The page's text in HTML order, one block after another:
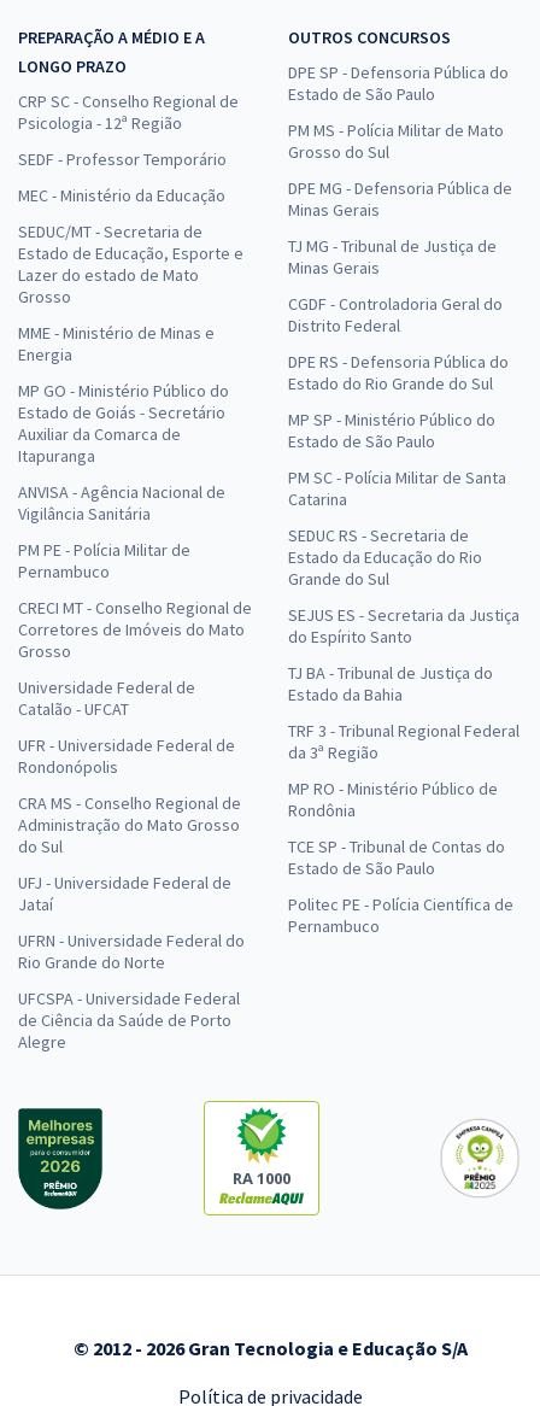
PREPARAÇÃO A MÉDIO E A
LONGO PRAZO
CRP SC - Conselho Regional de
Psicologia - 12ª Região
SEDF - Professor Temporário
MEC - Ministério da Educação
SEDUC/MT - Secretaria de
Estado de Educação, Esporte e
Lazer do estado de Mato
Grosso
MME - Ministério de Minas e
Energia
MP GO - Ministério Público do
Estado de Goiás - Secretário
Auxiliar da Comarca de
Itapuranga
ANVISA - Agência Nacional de
Vigilância Sanitária
PM PE - Polícia Militar de
Pernambuco
CRECI MT - Conselho Regional de
Corretores de Imóveis do Mato
Grosso
Universidade Federal de
Catalão - UFCAT
UFR - Universidade Federal de
Rondonópolis
CRA MS - Conselho Regional de
Administração do Mato Grosso
do Sul
UFJ - Universidade Federal de
Jataí
UFRN - Universidade Federal do
Rio Grande do Norte
UFCSPA - Universidade Federal
de Ciência da Saúde de Porto
Alegre
OUTROS CONCURSOS
DPE SP - Defensoria Pública do
Estado de São Paulo
PM MS - Polícia Militar de Mato
Grosso do Sul
DPE MG - Defensoria Pública de
Minas Gerais
TJ MG - Tribunal de Justiça de
Minas Gerais
CGDF - Controladoria Geral do
Distrito Federal
DPE RS - Defensoria Pública do
Estado do Rio Grande do Sul
MP SP - Ministério Público do
Estado de São Paulo
PM SC - Polícia Militar de Santa
Catarina
SEDUC RS - Secretaria de
Estado da Educação do Rio
Grande do Sul
SEJUS ES - Secretaria da Justiça
do Espírito Santo
TJ BA - Tribunal de Justiça do
Estado da Bahia
TRF 3 - Tribunal Regional Federal
da 3ª Região
MP RO - Ministério Público de
Rondônia
TCE SP - Tribunal de Contas do
Estado de São Paulo
Politec PE - Polícia Científica de
Pernambuco
RA 1000
© 2012 - 2026 Gran Tecnologia e Educação S/A
Política de privacidade